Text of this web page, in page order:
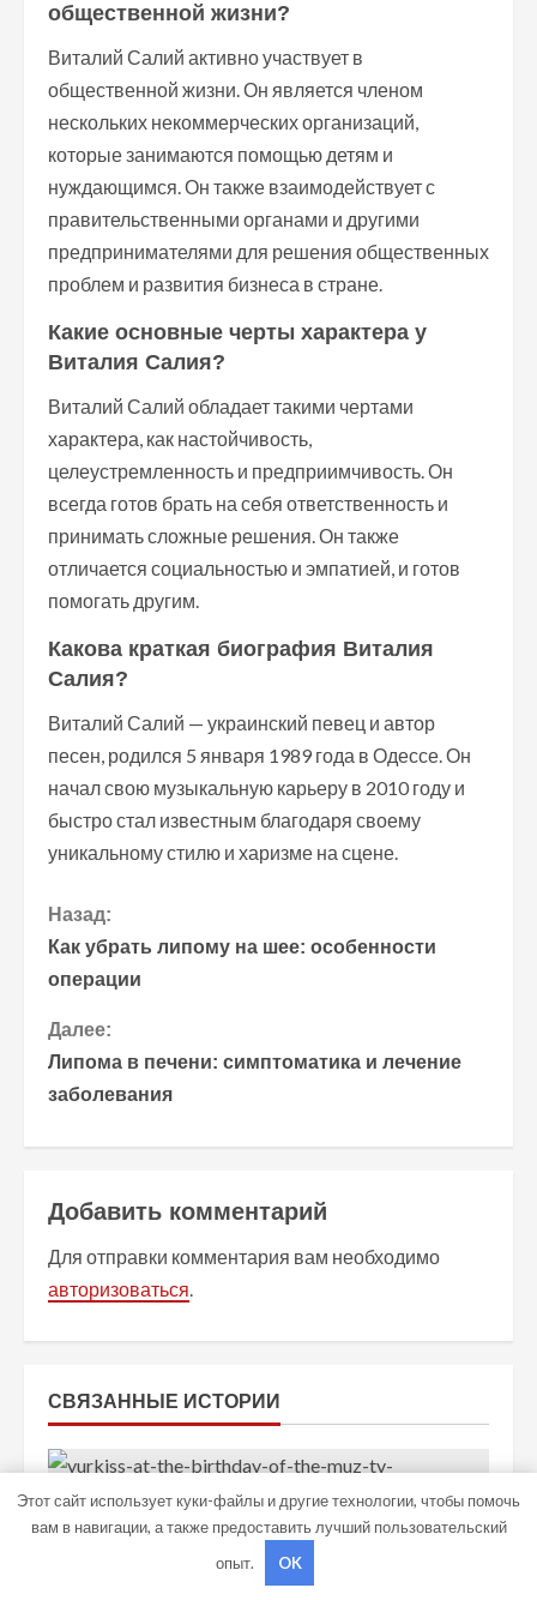
общественной жизни?
Виталий Салий активно участвует в
общественной жизни. Он является членом
нескольких некоммерческих организаций,
которые занимаются помощью детям и
нуждающимся. Он также взаимодействует с
правительственными органами и другими
предпринимателями для решения общественных
проблем и развития бизнеса в стране.
Какие основные черты характера у
Виталия Салия?
Виталий Салий обладает такими чертами
характера, как настойчивость,
целеустремленность и предприимчивость. Он
всегда готов брать на себя ответственность и
принимать сложные решения. Он также
отличается социальностью и эмпатией, и готов
помогать другим.
Какова краткая биография Виталия
Салия?
Виталий Салий — украинский певец и автор
песен, родился 5 января 1989 года в Одессе. Он
начал свою музыкальную карьеру в 2010 году и
быстро стал известным благодаря своему
уникальному стилю и харизме на сцене.
П
р
о
д
ж
и
ч
т
е
Назад:
Как убрать липому на шее: особенности
операции
Далее:
Липома в печени: симптоматика и лечение
заболевания
Добавить комментарий
Для отправки комментария вам необходимо
авторизоваться.
СВЯЗАННЫЕ ИСТОРИИ
Этот сайт использует куки-файлы и другие технологии, чтобы помочь
вам в навигации, а также предоставить лучший пользовательский
опыт.
OK